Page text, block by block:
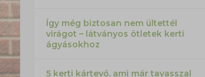
Így még biztosan nem ültettél
virágot – látványos ötletek kerti
ágyásokhoz
5 kerti kártevő, ami már tavasszal